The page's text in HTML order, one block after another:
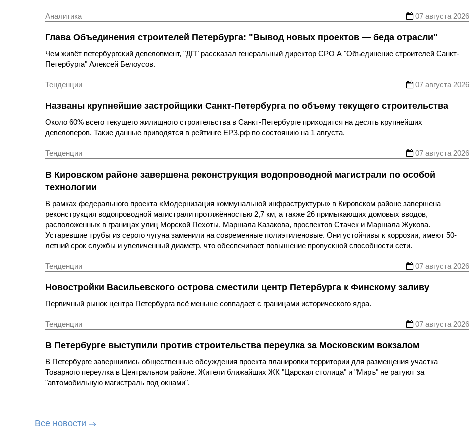
Аналитика 07 августа 2026
Глава Объединения строителей Петербурга: "Вывод новых проектов — беда отрасли"
Чем живёт петербургский девелопмент, "ДП" рассказал генеральный директор СРО А "Объединение строителей Санкт-
Петербурга" Алексей Белоусов.
Тенденции 07 августа 2026
Названы крупнейшие застройщики Санкт-Петербурга по объему текущего строительства
Около 60% всего текущего жилищного строительства в Санкт-Петербурге приходится на десять крупнейших
девелоперов. Такие данные приводятся в рейтинге ЕРЗ.рф по состоянию на 1 августа.
Тенденции 07 августа 2026
В Кировском районе завершена реконструкция водопроводной магистрали по особой
технологии
В рамках федерального проекта «Модернизация коммунальной инфраструктуры» в Кировском районе завершена
реконструкция водопроводной магистрали протяжённостью 2,7 км, а также 26 примыкающих домовых вводов,
расположенных в границах улиц Морской Пехоты, Маршала Казакова, проспектов Стачек и Маршала Жукова.
Устаревшие трубы из серого чугуна заменили на современные полиэтиленовые. Они устойчивы к коррозии, имеют 50-
летний срок службы и увеличенный диаметр, что обеспечивает повышение пропускной способности сети.
Тенденции 07 августа 2026
Новостройки Васильевского острова сместили центр Петербурга к Финскому заливу
Первичный рынок центра Петербурга всё меньше совпадает с границами исторического ядра.
Тенденции 07 августа 2026
В Петербурге выступили против строительства переулка за Московским вокзалом
В Петербурге завершились общественные обсуждения проекта планировки территории для размещения участка
Товарного переулка в Центральном районе. Жители ближайших ЖК "Царская столица" и "Миръ" не ратуют за
"автомобильную магистраль под окнами".
Все новости